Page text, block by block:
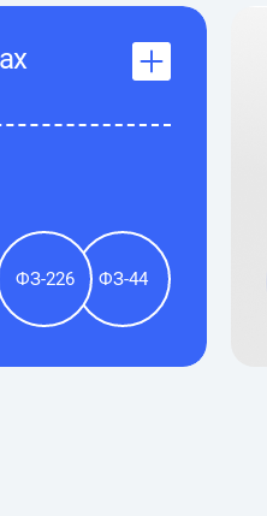
ФЗ-226 ФЗ-44